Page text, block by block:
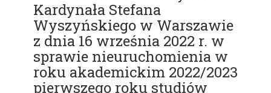
Kardynała Stefana
Wyszyńskiego w Warszawie
z dnia 16 września 2022 r. w
sprawie nieuruchomienia w
roku akademickim 2022/2023
pierwszego roku studiów